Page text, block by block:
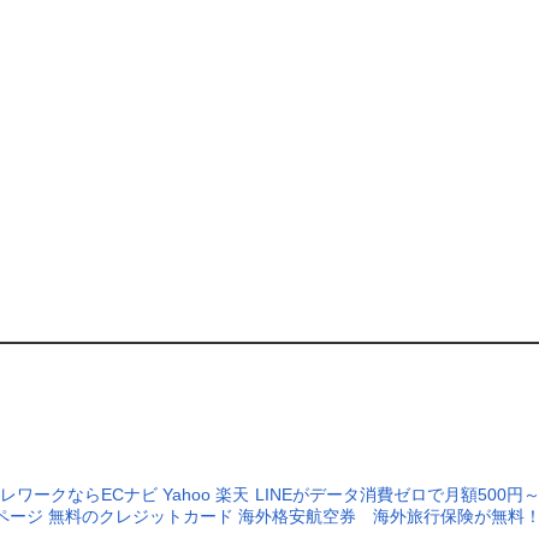
ワークならECナビ Yahoo 楽天 LINEがデータ消費ゼロで月額500円
ージ 無料のクレジットカード 海外格安航空券 海外旅行保険が無料